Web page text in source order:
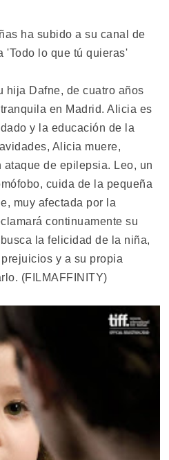
ha subido a su canal de
'Todo lo que tú quieras'
hija Dafne, de cuatro años
en Madrid. Alicia es
y la educación de la
Alicia muere,
ataque de epilepsia. Leo, un
cuida de la pequeña
muy afectada por la
continuamente su
la felicidad de la niña,
y a su propia
(FILMAFFINITY)